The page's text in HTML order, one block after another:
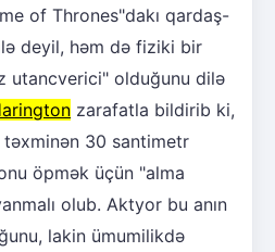
of Thrones"dakı qardaş-
deyil, həm də fiziki bir
utancverici" olduğunu dilə
zarafatla bildirib ki,
təxminən 30 santimetr
öpmək üçün "alma
olub. Aktyor bu anın
lakin ümumilikdə